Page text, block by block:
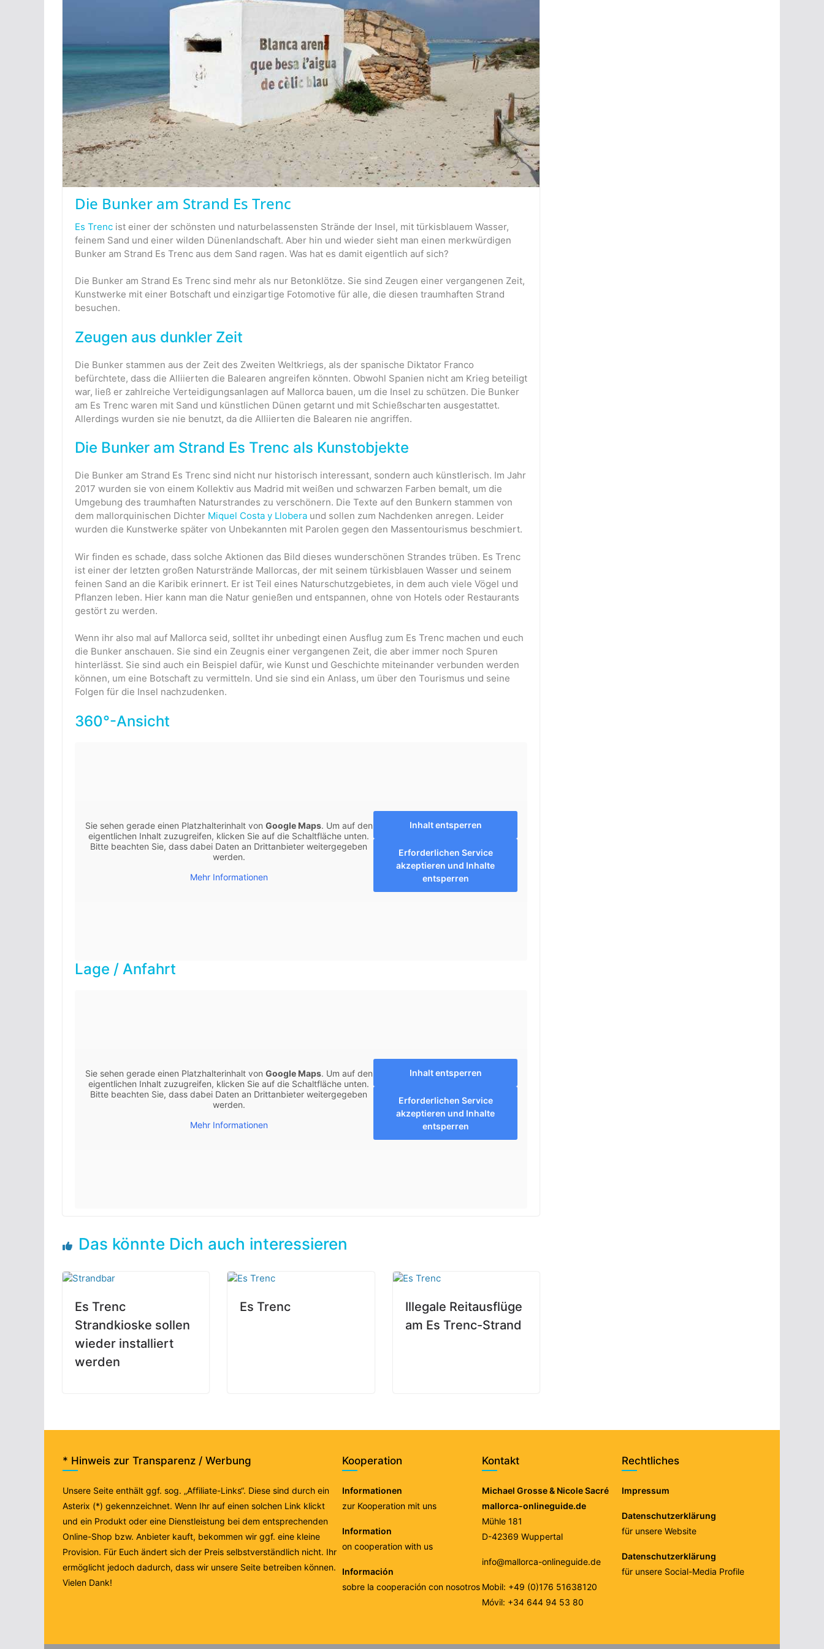
Die Bunker am Strand Es Trenc
Es Trenc ist einer der schönsten und naturbelassensten Strände der Insel, mit türkisblauem Wasser,
feinem Sand und einer wilden Dünenlandschaft. Aber hin und wieder sieht man einen merkwürdigen
Bunker am Strand Es Trenc aus dem Sand ragen. Was hat es damit eigentlich auf sich?
Die Bunker am Strand Es Trenc sind mehr als nur Betonklötze. Sie sind Zeugen einer vergangenen Zeit,
Kunstwerke mit einer Botschaft und einzigartige Fotomotive für alle, die diesen traumhaften Strand
besuchen.
Zeugen aus dunkler Zeit
Die Bunker stammen aus der Zeit des Zweiten Weltkriegs, als der spanische Diktator Franco
befürchtete, dass die Alliierten die Balearen angreifen könnten. Obwohl Spanien nicht am Krieg beteiligt
war, ließ er zahlreiche Verteidigungsanlagen auf Mallorca bauen, um die Insel zu schützen. Die Bunker
am Es Trenc waren mit Sand und künstlichen Dünen getarnt und mit Schießscharten ausgestattet.
Allerdings wurden sie nie benutzt, da die Alliierten die Balearen nie angriffen.
Die Bunker am Strand Es Trenc als Kunstobjekte
Die Bunker am Strand Es Trenc sind nicht nur historisch interessant, sondern auch künstlerisch. Im Jahr
2017 wurden sie von einem Kollektiv aus Madrid mit weißen und schwarzen Farben bemalt, um die
Umgebung des traumhaften Naturstrandes zu verschönern. Die Texte auf den Bunkern stammen von
dem mallorquinischen Dichter Miquel Costa y Llobera und sollen zum Nachdenken anregen. Leider
wurden die Kunstwerke später von Unbekannten mit Parolen gegen den Massentourismus beschmiert.
Wir finden es schade, dass solche Aktionen das Bild dieses wunderschönen Strandes trüben. Es Trenc
ist einer der letzten großen Naturstrände Mallorcas, der mit seinem türkisblauen Wasser und seinem
feinen Sand an die Karibik erinnert. Er ist Teil eines Naturschutzgebietes, in dem auch viele Vögel und
Pflanzen leben. Hier kann man die Natur genießen und entspannen, ohne von Hotels oder Restaurants
gestört zu werden.
Wenn ihr also mal auf Mallorca seid, solltet ihr unbedingt einen Ausflug zum Es Trenc machen und euch
die Bunker anschauen. Sie sind ein Zeugnis einer vergangenen Zeit, die aber immer noch Spuren
hinterlässt. Sie sind auch ein Beispiel dafür, wie Kunst und Geschichte miteinander verbunden werden
können, um eine Botschaft zu vermitteln. Und sie sind ein Anlass, um über den Tourismus und seine
Folgen für die Insel nachzudenken.
360°-Ansicht
Sie sehen gerade einen Platzhalterinhalt von Google Maps. Um auf den
eigentlichen Inhalt zuzugreifen, klicken Sie auf die Schaltfläche unten.
Bitte beachten Sie, dass dabei Daten an Drittanbieter weitergegeben
werden.
Mehr Informationen
Inhalt entsperren
Erforderlichen Service
akzeptieren und Inhalte
entsperren
Lage / Anfahrt
Sie sehen gerade einen Platzhalterinhalt von Google Maps. Um auf den
eigentlichen Inhalt zuzugreifen, klicken Sie auf die Schaltfläche unten.
Bitte beachten Sie, dass dabei Daten an Drittanbieter weitergegeben
werden.
Mehr Informationen
Inhalt entsperren
Erforderlichen Service
akzeptieren und Inhalte
entsperren
Das könnte Dich auch interessieren
Es Trenc
Strandkioske sollen
wieder installiert
werden
Es Trenc
Illegale Reitausflüge
am Es Trenc-Strand
* Hinweis zur Transparenz / Werbung
Unsere Seite enthält ggf. sog. „Affiliate-Links“. Diese sind durch ein
Asterix (*) gekennzeichnet. Wenn Ihr auf einen solchen Link klickt
und ein Produkt oder eine Dienstleistung bei dem entsprechenden
Online-Shop bzw. Anbieter kauft, bekommen wir ggf. eine kleine
Provision. Für Euch ändert sich der Preis selbstverständlich nicht. Ihr
ermöglicht jedoch dadurch, dass wir unsere Seite betreiben können.
Vielen Dank!
Kooperation
Informationen
zur Kooperation mit uns
Information
on cooperation with us
Información
sobre la cooperación con nosotros
Kontakt
Michael Grosse & Nicole Sacré
mallorca-onlineguide.de
Mühle 181
D-42369 Wuppertal
info@mallorca-onlineguide.de
Mobil: +49 (0)176 51638120
Móvil: +34 644 94 53 80
Rechtliches
Impressum
Datenschutzerklärung
für unsere Website
Datenschutzerklärung
für unsere Social-Media Profile